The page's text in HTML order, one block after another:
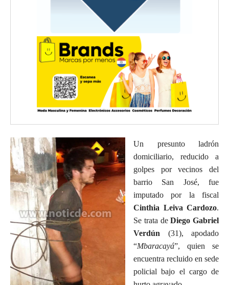
Un presunto ladrón
domiciliario, reducido a
golpes por vecinos del
barrio San José, fue
imputado por la fiscal
Cinthia Leiva Cardozo.
Se trata deDiego Gabriel
Verdún (31), apodado
“Mbaracayá”, quien se
encuentra recluido en sede
policial bajo el cargo de